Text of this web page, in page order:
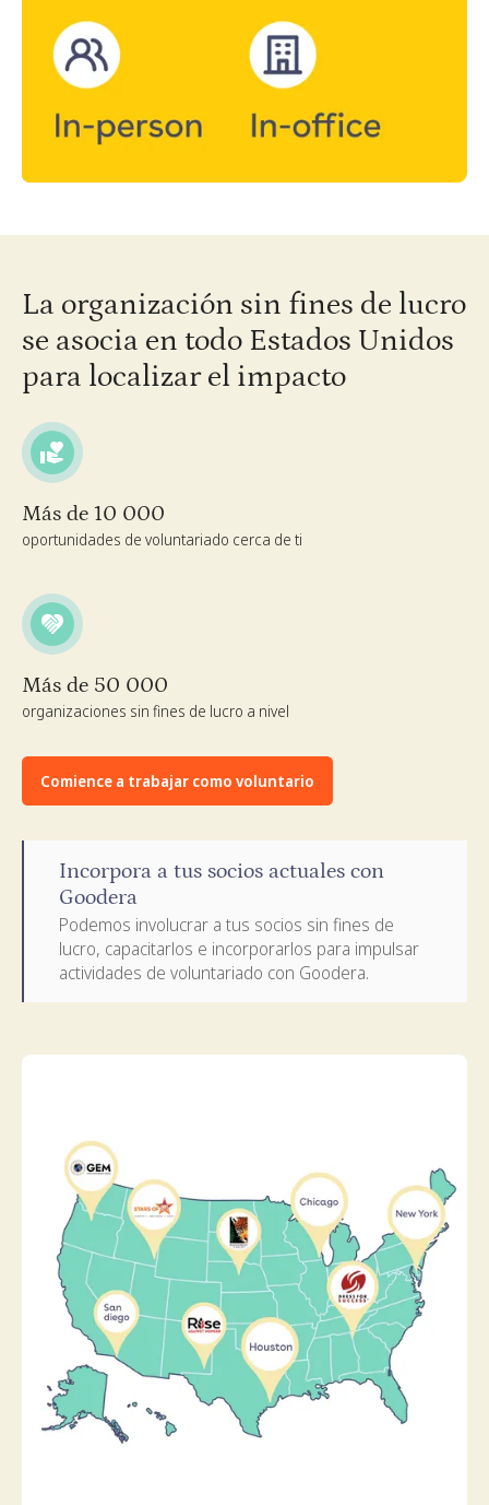
La organización sin fines de lucro
se asocia en todo Estados Unidos
para localizar el impacto
Más de 10 000
oportunidades de voluntariado cerca de ti
Más de 50 000
organizaciones sin fines de lucro a nivel
Comience a trabajar como voluntario
Incorpora a tus socios actuales con
Goodera
Podemos involucrar a tus socios sin fines de
lucro, capacitarlos e incorporarlos para impulsar
actividades de voluntariado con Goodera.